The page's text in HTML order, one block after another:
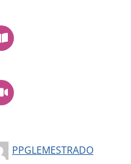
PPGLEMESTRADO